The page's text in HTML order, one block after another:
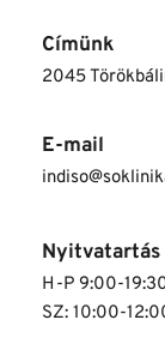
Címünk
2045
E-mail
Nyitvatartás
H-P 9:00-
SZ: 10:00-